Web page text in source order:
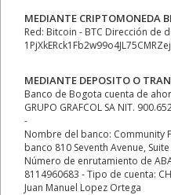
MEDIANTE CRIPTOMONEDA
Red: Bitcoin - BTC Dirección de
MEDIANTE DEPOSITO O
Banco de Bogota cuenta de
GRUPO GRAFCOL SA NIT.
-
Nombre del banco: Community
banco 810 Seventh Avenue,
Número de enrutamiento de
8114960683 - Tipo de cuenta:
Juan Manuel Lopez Ortega